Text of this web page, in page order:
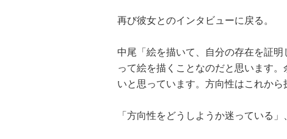
再び彼女とのインタビューに戻る。
中尾「絵を描いて、自分の存在を証
って絵を描くことなのだと思います
いと思っています。方向性はこれから
「方向性をどうしようか迷っている